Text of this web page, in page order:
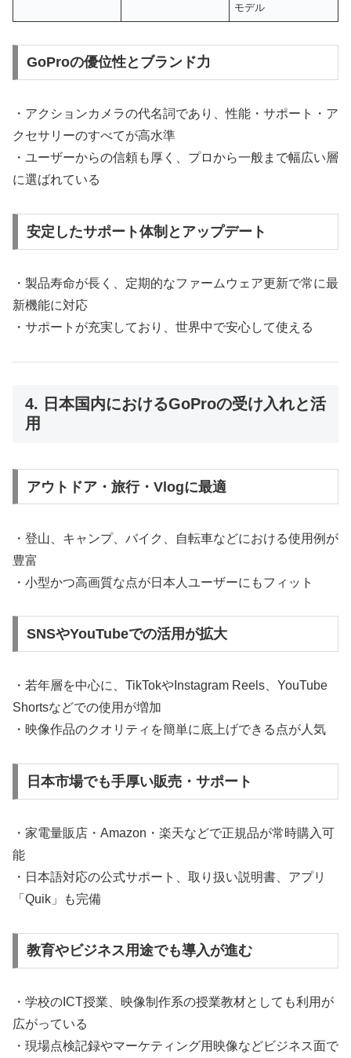
モデル
GoProの優位性とブランド力
・アクションカメラの代名詞であり、性能・サポート・ア
クセサリーのすべてが高水準
・ユーザーからの信頼も厚く、プロから一般まで幅広い層
に選ばれている
安定したサポート体制とアップデート
・製品寿命が長く、定期的なファームウェア更新で常に最
新機能に対応
・サポートが充実しており、世界中で安心して使える
4. 日本国内におけるGoProの受け入れと活
用
アウトドア・旅行・Vlogに最適
・登山、キャンプ、バイク、自転車などにおける使用例が
豊富
・小型かつ高画質な点が日本人ユーザーにもフィット
SNSやYouTubeでの活用が拡大
・若年層を中心に、TikTokやInstagram Reels、YouTube
Shortsなどでの使用が増加
・映像作品のクオリティを簡単に底上げできる点が人気
日本市場でも手厚い販売・サポート
・家電量販店・Amazon・楽天などで正規品が常時購入可
能
・日本語対応の公式サポート、取り扱い説明書、アプリ
「Quik」も完備
教育やビジネス用途でも導入が進む
・学校のICT授業、映像制作系の授業教材としても利用が
広がっている
・現場点検記録やマーケティング用映像などビジネス面で